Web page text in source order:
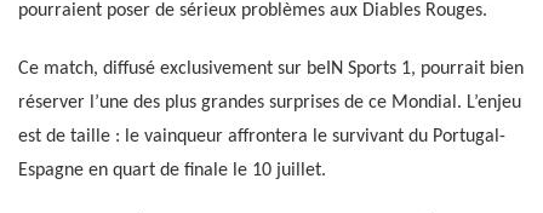
pourraient poser de sérieux problèmes aux Diables Rouges.
Ce match, diffusé exclusivement sur beIN Sports 1, pourrait bien
réserver l’une des plus grandes surprises de ce Mondial. L’enjeu
est de taille : le vainqueur affrontera le survivant du Portugal-
Espagne en quart de finale le 10 juillet.